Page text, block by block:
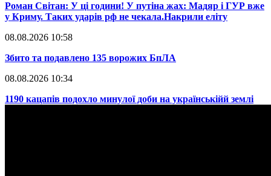
​Роман Світан: У ці години! У путіна жах: Мадяр і ГУР вже
у Криму. Таких ударів рф не чекала.Накрили еліту
08.08.2026 10:58
​Збито та подавлено 135 ворожих БпЛА
08.08.2026 10:34
​1190 кацапів подохло минулої доби на українськійй землі